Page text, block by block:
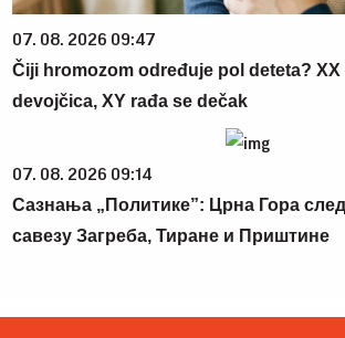
07. 08. 2026 09:47
Čiji hromozom određuje pol deteta? XX
devojčica, XY rađa se dečak
07. 08. 2026 09:14
Сазнања „Политике”: Црна Гора
савезу Загреба, Тиране и Приштине